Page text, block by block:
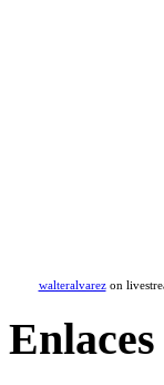
walteralvarezon
Enlaces